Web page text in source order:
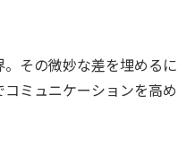
その微妙な差を埋めるに
ミュニケーションを高め